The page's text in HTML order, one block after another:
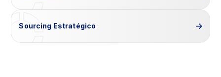
Sourcing Estratégico